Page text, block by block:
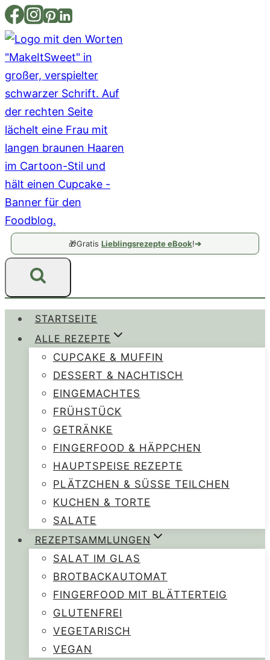
Zum
Inhalt
springen
🎁Gratis Lieblingsrezepte eBook!➔
STARTSEITE
ALLE REZEPTE
CUPCAKE & MUFFIN
DESSERT & NACHTISCH
EINGEMACHTES
FRÜHSTÜCK
GETRÄNKE
FINGERFOOD & HÄPPCHEN
HAUPTSPEISE REZEPTE
PLÄTZCHEN & SÜSSE TEILCHEN
KUCHEN & TORTE
SALATE
REZEPTSAMMLUNGEN
SALAT IM GLAS
BROTBACKAUTOMAT
FINGERFOOD MIT BLÄTTERTEIG
GLUTENFREI
VEGETARISCH
VEGAN